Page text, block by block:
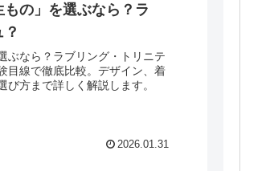
の」を選ぶなら？ラ
ぶなら？ラブリング・トリニテ
目線で徹底比較。デザイン、着
方まで詳しく解説します。
2026.01.31